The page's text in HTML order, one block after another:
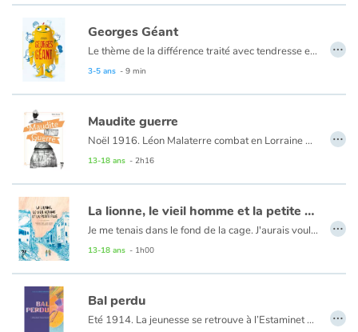
Georges Géant
Le thème de la différence traité avec tendresse et humour. Mais aussi celui du rôle joué par ceux qui viennent en aide aux victimes de guerre.
3-5 ans - 9 min
…
Maudite guerre
Noël 1916. Léon Malaterre combat en Lorraine dans les tranchées. Les lettres de Louison, sa femme, lui permettent de résister à cette maudite guerre et elles lui apportent également un éclairage sur ce que vivent les femmes de l’arrière, dans son Tarn natal. Mais Louison, féministe avant l’heure, lui envoie également des articles de presse de Marcelle Capy... Cette femme étonnante a subi la censure pour ses textes militants. Elle parle de paix ; elle soutient les poilus, défend les femmes et fustige les planqués. Quand elle tente de publier son livre : « Une voix de femme dans la Mêlée », la censure lui répond : « Si ce texte avait été écrit par un homme… Mais si on laisse parler les femmes, où irons-nous ? »
13-18 ans - 2h16
…
La lionne, le vieil homme et la petite fille
Je me tenais dans le fond de la cage. J'aurais voulu pousser le mur de béton et passer au travers des barreaux. J'ai fermé les yeux. J'aurais voulu me réveiller là-bas, en Afrique, au beau milieu de la savane où, avant, je courais en toute liberté." Dans un zoo d'une grande ville du Moyen-Orient en proie à la guerre, Labiwa la lionne est piégée dans sa cage. Maya, la petite fille, et le vieil Hamid parviendront-ils à la délivrer ?
13-18 ans - 1h00
…
Bal perdu
Eté 1914. La jeunesse se retrouve à l’Estaminet en bord de Seine pour de joyeuses journées d’insouciance et d’amitié, loin de la guerre qui menace. Jusqu’à ce fameux 31 juillet... …